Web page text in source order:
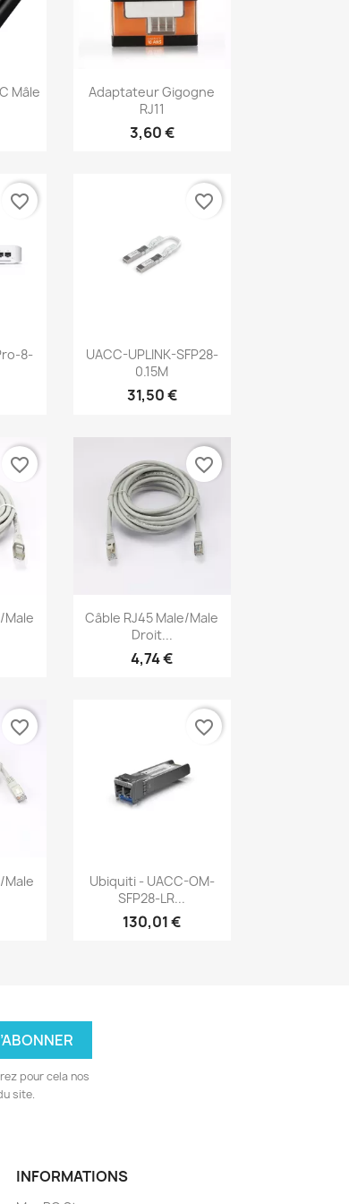
Mâle
Aperçu rapide
Adaptateur Gigogne
RJ11
3,60 €
8-
favorite_border
Aperçu rapide
UACC-UPLINK-SFP28-
0.15M
31,50 €
favorite_border
Male
favorite_border
Aperçu rapide
Câble RJ45 Male/Male
Droit...
4,74 €
favorite_border
Male
favorite_border
Aperçu rapide
Ubiquiti - UACC-OM-
SFP28-LR...
130,01 €
favorite_border
pour cela nos
site.
INFORMATIONS